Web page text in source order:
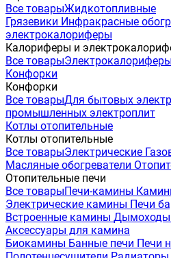
Все товарыЖидкотопливные
Грязевики Инфракрасные
электрокалориферы
Калориферы и
Все товарыЭлектрокалориферы
Конфорки
Конфорки
Все товарыДля бытовых
промышленных электроплит
Котлы отопительные
Котлы отопительные
Все товарыЭлектрические
Масляные обогреватели
Отопительные печи
Все товарыПечи-камины
Электрические камины Печи
Встроенные камины Дымоходы
Аксессуары для камина
Биокамины Банные печи Печи